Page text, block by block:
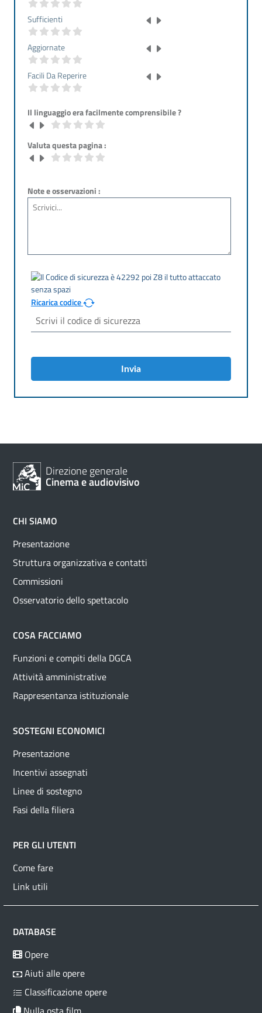
Sufficienti
Aggiornate
Facili Da Reperire
Il linguaggio era facilmente comprensibile ?
Valuta questa pagina :
Note e osservazioni :
Ricarica codice
Invia
Direzione generale
Cinema e audiovisivo
CHI SIAMO
Presentazione
Struttura organizzativa e contatti
Commissioni
Osservatorio dello spettacolo
COSA FACCIAMO
Funzioni e compiti della DGCA
Attività amministrative
Rappresentanza istituzionale
SOSTEGNI ECONOMICI
Presentazione
Incentivi assegnati
Linee di sostegno
Fasi della filiera
PER GLI UTENTI
Come fare
Link utili
DATABASE
Opere
Aiuti alle opere
Classificazione opere